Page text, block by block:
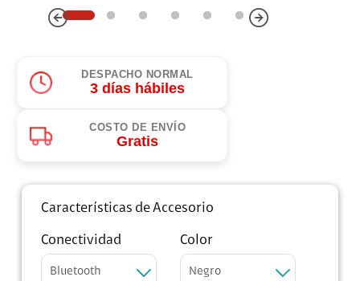
DESPACHO NORMAL
3 días hábiles
COSTO DE ENVÍO
Gratis
Características de Accesorio
Conectividad
Bluetooth
Color
Negro